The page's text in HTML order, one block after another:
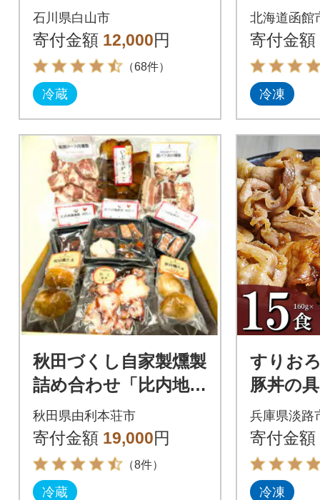
石川県白山市
寄付金額 12,000円
（68件）
冷蔵
り タレ
本
北海道函館
寄付金額
冷凍
秋田づくし自家製燻製
詰め合わせ「比内地鶏
燻製・燻たま・いぶ
りがっこ・たこ燻
製・ベーコン・豚肩ロ
ース」
秋田県由利本荘市
寄付金額 19,000円
（8件）
冷蔵
すりお
豚丼の
食
兵庫県淡路
寄付金額
冷凍